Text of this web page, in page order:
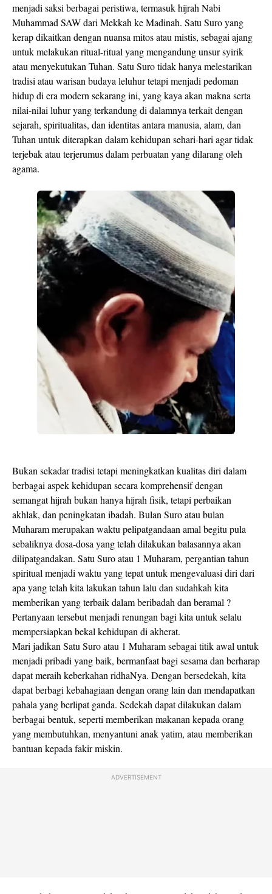
menjadi saksi berbagai peristiwa, termasuk hijrah Nabi
Muhammad SAW dari Mekkah ke Madinah. Satu Suro yang
kerap dikaitkan dengan nuansa mitos atau mistis, sebagai ajang
untuk melakukan ritual-ritual yang mengandung unsur syirik
atau menyekutukan Tuhan. Satu Suro tidak hanya melestarikan
tradisi atau warisan budaya leluhur tetapi menjadi pedoman
hidup di era modern sekarang ini, yang kaya akan makna serta
nilai-nilai luhur yang terkandung di dalamnya terkait dengan
sejarah, spiritualitas, dan identitas antara manusia, alam, dan
Tuhan untuk diterapkan dalam kehidupan sehari-hari agar tidak
terjebak atau terjerumus dalam perbuatan yang dilarang oleh
agama.
Bukan sekadar tradisi tetapi meningkatkan kualitas diri dalam
berbagai aspek kehidupan secara komprehensif dengan
semangat hijrah bukan hanya hijrah fisik, tetapi perbaikan
akhlak, dan peningkatan ibadah. Bulan Suro atau bulan
Muharam merupakan waktu pelipatgandaan amal begitu pula
sebaliknya dosa-dosa yang telah dilakukan balasannya akan
dilipatgandakan. Satu Suro atau 1 Muharam, pergantian tahun
spiritual menjadi waktu yang tepat untuk mengevaluasi diri dari
apa yang telah kita lakukan tahun lalu dan sudahkah kita
memberikan yang terbaik dalam beribadah dan beramal ?
Pertanyaan tersebut menjadi renungan bagi kita untuk selalu
mempersiapkan bekal kehidupan di akherat.
Mari jadikan Satu Suro atau 1 Muharam sebagai titik awal untuk
menjadi pribadi yang baik, bermanfaat bagi sesama dan berharap
dapat meraih keberkahan ridhaNya. Dengan bersedekah, kita
dapat berbagi kebahagiaan dengan orang lain dan mendapatkan
pahala yang berlipat ganda. Sedekah dapat dilakukan dalam
berbagai bentuk, seperti memberikan makanan kepada orang
yang membutuhkan, menyantuni anak yatim, atau memberikan
bantuan kepada fakir miskin.
ADVERTISEMENT